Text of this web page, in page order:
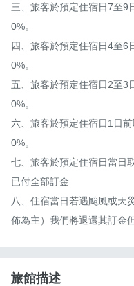
三、旅客於預定住宿日7至9
0%。
四、旅客於預定住宿日4至6
0%。
五、旅客於預定住宿日2至3
0%。
六、旅客於預定住宿日1日
0%。
七、旅客於預定住宿日當日
已付全部訂金
八、住宿當日若遇颱風或天
佈為主）我們將退還其訂金
旅館描述